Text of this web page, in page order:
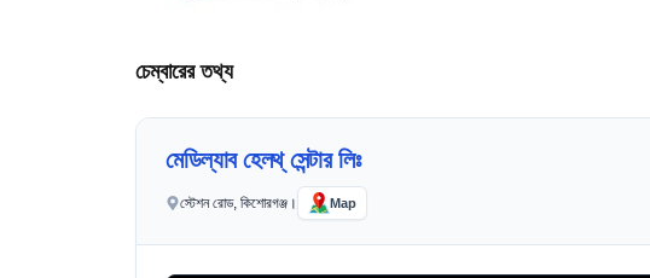
চেম্বারের তথ্য
মেডিল্যাব হেলথ্ সেন্টার লিঃ
স্টেশন রোড, কিশোরগঞ্জ। Map